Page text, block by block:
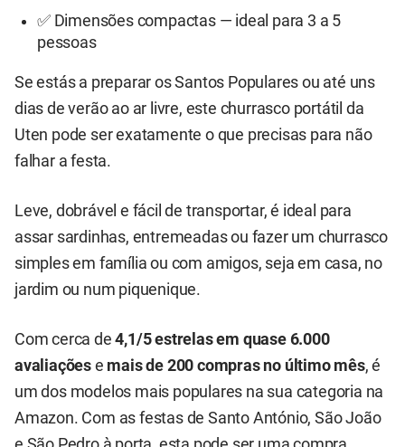
✅ Dimensões compactas — ideal para 3 a 5
pessoas
Se estás a preparar os Santos Populares ou até uns
dias de verão ao ar livre, este churrasco portátil da
Uten pode ser exatamente o que precisas para não
falhar a festa.
Leve, dobrável e fácil de transportar, é ideal para
assar sardinhas, entremeadas ou fazer um churrasco
simples em família ou com amigos, seja em casa, no
jardim ou num piquenique.
Com cerca de4,1/5 estrelas em quase 6.000
avaliações e mais de 200 compras no último mês, é
um dos modelos mais populares na sua categoria na
Amazon. Com as festas de Santo António, São João